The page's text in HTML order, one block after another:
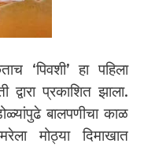
‘पिवशी’ हा पहिला
प्रकाशित झाला.
बालपणीचा काळ
मोठ्या दिमाखात